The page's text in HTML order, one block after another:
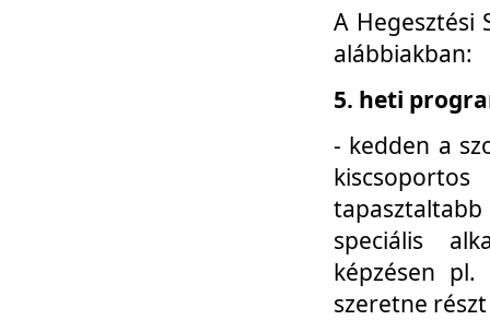
A Hegesztési
alábbiakban:
5. heti
- kedden a
speciális
képzésen
szeretne